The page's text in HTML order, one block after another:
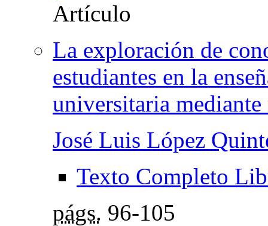
La exploración de
estudiantes en la
universitaria
José Luis López
Texto Completo
págs. 96-105